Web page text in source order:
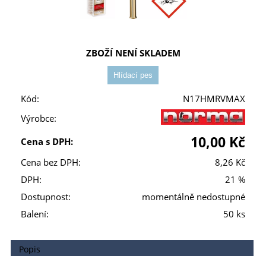
ZBOŽÍ NENÍ SKLADEM
Kód:
N17HMRVMAX
Výrobce:
Cena s DPH:
10,00 Kč
Cena bez DPH:
8,26 Kč
DPH:
21 %
Dostupnost:
momentálně nedostupné
Balení:
50 ks
Popis